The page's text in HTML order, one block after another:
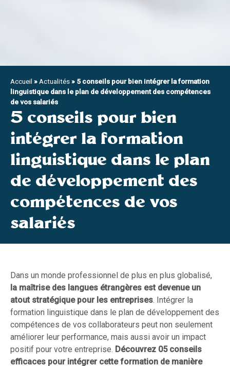
Accueil » Actualités» 5 conseils pour bien intégrer la formation
linguistique dans le plan de développement des compétences
de vos salariés
5 conseils pour bien
intégrer la formation
linguistique dans le plan
de développement des
compétences de vos
salariés
Dans un monde professionnel de plus en plus globalisé,
la maîtrise des langues étrangères est devenue un
atout stratégique pour les entreprises. Intégrer la
formation linguistique dans le plan de développement des
compétences de vos collaborateurs peut non seulement
améliorer leur performance, mais aussi avoir un impact
positif pour votre entreprise. Découvrez 05 conseils
efficaces pour intégrer cette formation de manière